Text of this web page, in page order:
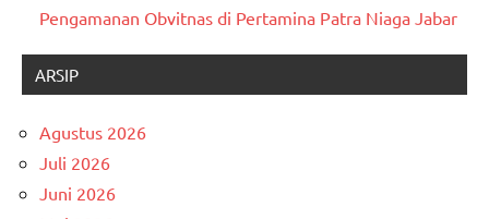
Pengamanan Obvitnas di Pertamina Patra Niaga Jabar
ARSIP
Agustus 2026
Juli 2026
Juni 2026